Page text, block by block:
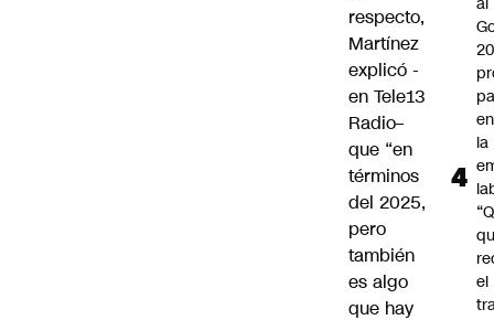
respecto,
Martínez
explicó -
en Tele13
Radio–
que “en
términos
del 2025,
pero
también
es algo
que hay
20
la
el